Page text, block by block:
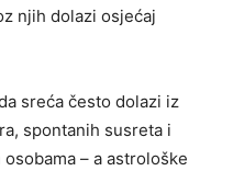
njih dolazi osjećaj
sreća često dolazi iz
spontanih susreta i
– a astrološke